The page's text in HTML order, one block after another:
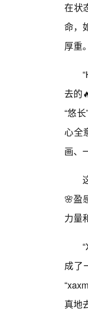
在状
命，
厚重。
去的
“悠
心全
画、
🌸盈
力量
成了
真地